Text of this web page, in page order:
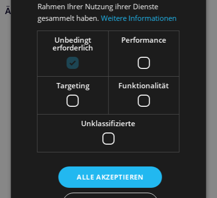
Ähnliche Produkte
Rahmen Ihrer Nutzung ihrer Dienste
gesammelt haben.Weitere Informationen
Unbedingt
erforderlich
Performance
Targeting Funktionalität
Unklassifizierte
ALLE AKZEPTIEREN